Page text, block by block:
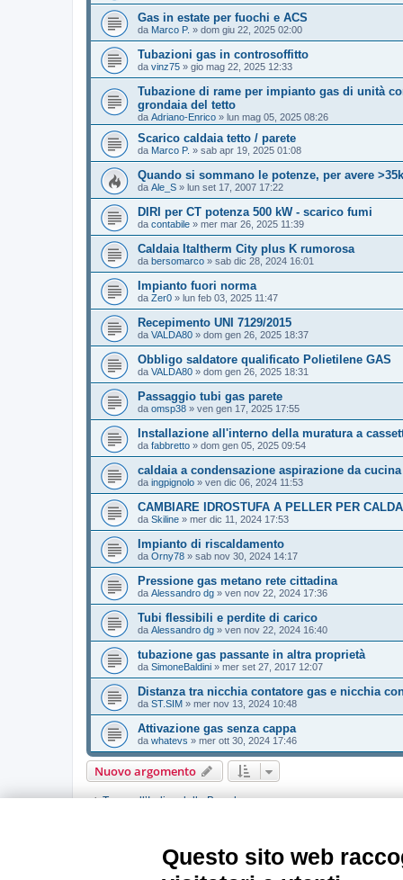
Gas in estate per fuochi e ACS
da Marco P. » dom giu 22, 2025 02:00
Tubazioni gas in controsoffitto
da vinz75 » gio mag 22, 2025 12:33
Tubazione di rame per impianto gas di unità
grondaia del tetto
da Adriano-Enrico » lun mag 05, 2025 08:26
Scarico caldaia tetto / parete
da Marco P. » sab apr 19, 2025 01:08
Quando si sommano le potenze, per avere
da Ale_S » lun set 17, 2007 17:22
DIRI per CT potenza 500 kW - scarico fumi
da contabile » mer mar 26, 2025 11:39
Caldaia Italtherm City plus K rumorosa
da bersomarco » sab dic 28, 2024 16:01
Impianto fuori norma
da Zer0 » lun feb 03, 2025 11:47
Recepimento UNI 7129/2015
da VALDA80 » dom gen 26, 2025 18:37
Obbligo saldatore qualificato Polietilene GAS
da VALDA80 » dom gen 26, 2025 18:31
Passaggio tubi gas parete
da omsp38 » ven gen 17, 2025 17:55
Installazione all'interno della muratura a
da fabbretto » dom gen 05, 2025 09:54
caldaia a condensazione aspirazione da cucina
da ingpignolo » ven dic 06, 2024 11:53
CAMBIARE IDROSTUFA A PELLER PER
da Skiline » mer dic 11, 2024 17:53
Impianto di riscaldamento
da Orny78 » sab nov 30, 2024 14:17
Pressione gas metano rete cittadina
da Alessandro dg » ven nov 22, 2024 17:36
Tubi flessibili e perdite di carico
da Alessandro dg » ven nov 22, 2024 16:40
tubazione gas passante in altra proprietà
da SimoneBaldini » mer set 27, 2017 12:07
Distanza tra nicchia contatore gas e nicchia
da ST.SIM » mer nov 13, 2024 10:48
Attivazione gas senza cappa
da whatevs » mer ott 30, 2024 17:46
Nuovo argomento
Torna all’Indice della Board
aprire nuovi argomenti
rispondere negli argomenti
Questo sito web